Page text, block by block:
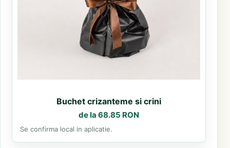
Buchet crizanteme si crini
de la 68.85 RON
Se confirma local in aplicatie.